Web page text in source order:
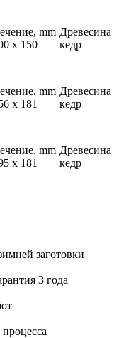
mm
х 150
Древесина
кедр
mm
х 181
Древесина
кедр
mm
х 181
Древесина
кедр
заготовки
3 года